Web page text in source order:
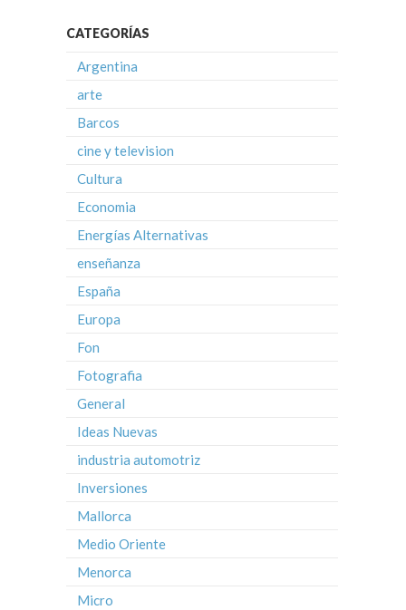
CATEGORÍAS
Argentina
arte
Barcos
cine y television
Cultura
Economia
Energías Alternativas
enseñanza
España
Europa
Fon
Fotografia
General
Ideas Nuevas
industria automotriz
Inversiones
Mallorca
Medio Oriente
Menorca
Micro